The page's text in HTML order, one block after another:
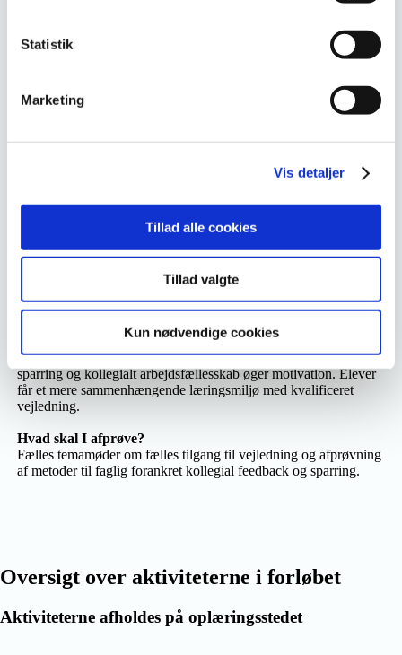
Statistik
Marketing
Vis detaljer
Tillad alle cookies
Tillad valgte
Kun nødvendige cookies
Ressourcetræk:
Formål
Øge kvaliteten og ensartetheden i vejledningen, og understøtter
læringsmiljø for eleverne.
Vejlederes faglige kompetencer styrkes gennem systematisk
sparring og kollegialt arbejdsfællesskab øger motivation. Elever
får et mere sammenhængende læringsmiljø med kvalificeret
vejledning.
Hvad skal I afprøve?
Fælles temamøder om fælles tilgang til vejledning og afprøvning
af metoder til faglig forankret kollegial feedback og sparring.
Oversigt over aktiviteterne i forløbet
Aktiviteterne afholdes på oplæringsstedet